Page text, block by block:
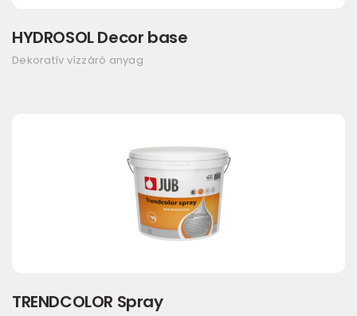
HYDROSOL Decor base
Dekoratív vízzáró anyag
TRENDCOLOR Spray